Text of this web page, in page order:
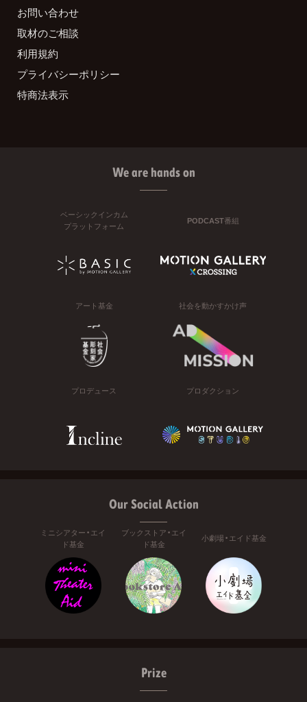
お問い合わせ
取材のご相談
利用規約
プライバシーポリシー
特商法表示
We are hands on
ベーシックインカム
プラットフォーム
PODCAST番組
アート基金 社会を動かすかけ声
プロデュース プロダクション
Our Social Action
ミニシアター・エイ
ド基金
ブックストア・エイ
ド基金
小劇場・エイド基金
Prize